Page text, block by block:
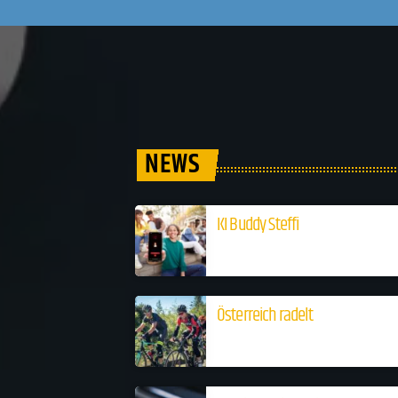
NEWS
KI Buddy Steffi
Österreich radelt